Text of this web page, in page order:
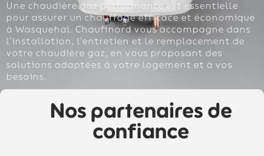
Une chaudière gaz performante est essentielle
pour assurer un chauffage efficace et économique
à Wasquehal. Chaufinord vous accompagne dans
l’installation, l’entretien et le remplacement de
votre chaudière gaz, en vous proposant des
solutions adaptées à votre logement et à vos
besoins.
Nos partenaires de
confiance